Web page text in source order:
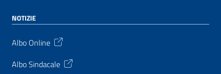
NOTIZIE
Albo Online
Albo Sindacale